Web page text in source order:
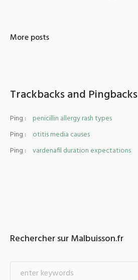
More posts
Trackbacks and Pingbacks
Ping :
penicillin allergy rash types
Ping :
otitis media causes
Ping :
vardenafil duration expectations
Rechercher sur Malbuisson.fr